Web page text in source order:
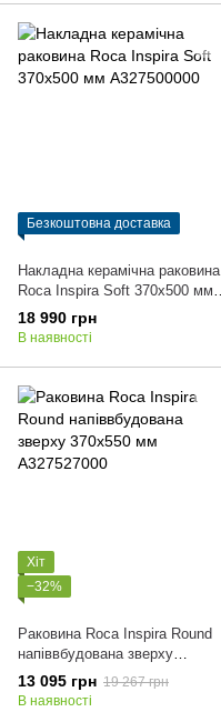
Безкоштовна доставка
Накладна керамічна раковина
Roca Inspira Soft 370x500 мм
A327500000
18 990 грн
В наявності
Хіт
−32%
Раковина Roca Inspira Round
напіввбудована зверху
370x550 мм A327527000
13 095 грн 19 267 грн
В наявності